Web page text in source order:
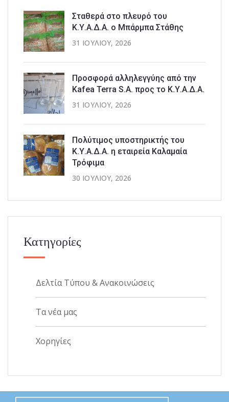
Σταθερά στο πλευρό του
Κ.Υ.Α.Δ.Α. ο Μπάρμπα Στάθης
31 ΙΟΥΛΊΟΥ, 2026
Προσφορά αλληλεγγύης από την
Kafea Terra S.A. προς το Κ.Υ.Α.Δ.Α.
31 ΙΟΥΛΊΟΥ, 2026
Πολύτιμος υποστηρικτής του
Κ.Υ.Α.Δ.Α. η εταιρεία Καλαμαία
Τρόφιμα
30 ΙΟΥΛΊΟΥ, 2026
Κατηγορίες
Δελτία Τύπου & Ανακοινώσεις
Τα νέα μας
Χορηγίες